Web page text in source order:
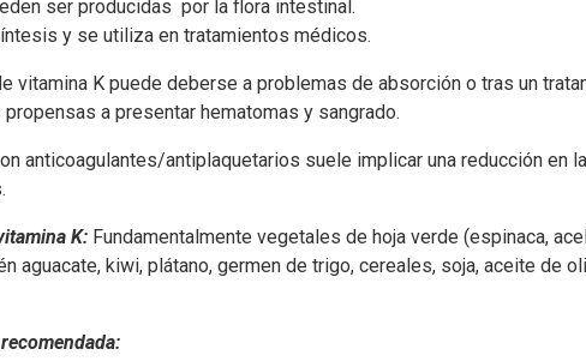
ser producidas por la flora intestinal.
y se utiliza en tratamientos médicos.
vitamina K puede deberse a problemas de absorción o tras un
a presentar hematomas y sangrado.
anticoagulantes/antiplaquetarios suele implicar una reducción en
K: Fundamentalmente vegetales de hoja verde (espinaca,
aguacate, kiwi, plátano, germen de trigo, cereales, soja, aceite de